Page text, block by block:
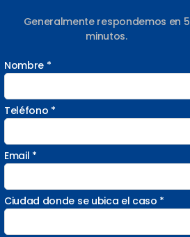
Generalmente respondemos en 5
minutos.
Nombre *
Teléfono *
Email *
Ciudad donde se ubica el caso *